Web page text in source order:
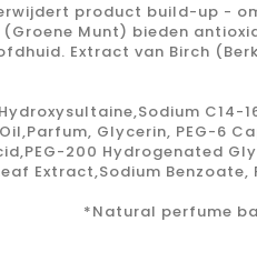
product build-up -
Munt) bieden
Extract van Birch
Glycerin, PEG-6
200 Hydrogenated
Extract,Sodium
*Natural perfume